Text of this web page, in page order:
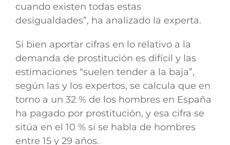
cuando existen todas estas
desigualdades”, ha analizado la experta.
Si bien aportar cifras en lo relativo a la
demanda de prostitución es difícil y las
estimaciones “suelen tender a la baja”,
según las y los expertos, se calcula que en
torno a un 32 % de los hombres en España
ha pagado por prostitución, y esa cifra se
sitúa en el 10 % si se habla de hombres
entre 15 y 29 años.